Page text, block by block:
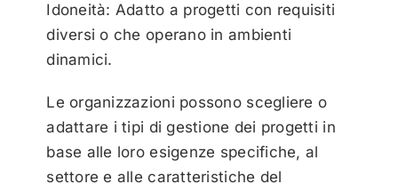
Idoneità: Adatto a progetti con requisiti
diversi o che operano in ambienti
dinamici.
Le organizzazioni possono scegliere o
adattare i tipi di gestione dei progetti in
base alle loro esigenze specifiche, al
settore e alle caratteristiche del